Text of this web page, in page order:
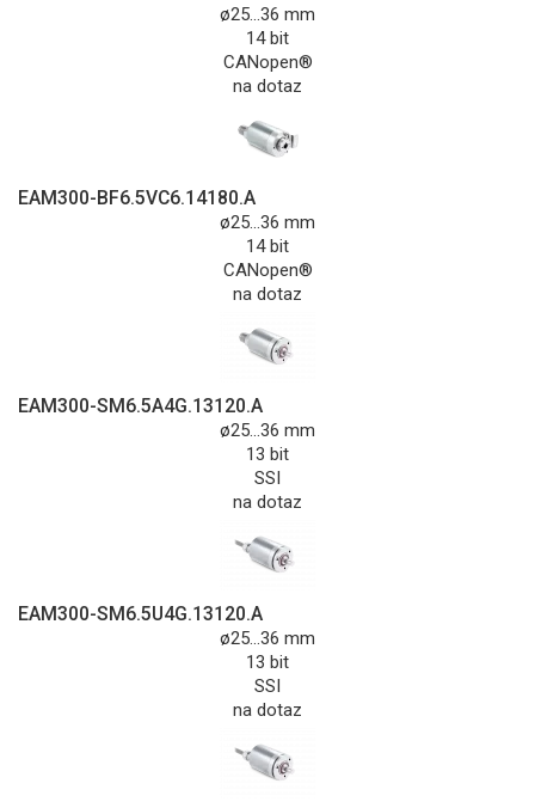
ø25...36 mm
14 bit
CANopen®
na dotaz
EAM300-BF6.5VC6.14180.A
ø25...36 mm
14 bit
CANopen®
na dotaz
EAM300-SM6.5A4G.13120.A
ø25...36 mm
13 bit
SSI
na dotaz
EAM300-SM6.5U4G.13120.A
ø25...36 mm
13 bit
SSI
na dotaz